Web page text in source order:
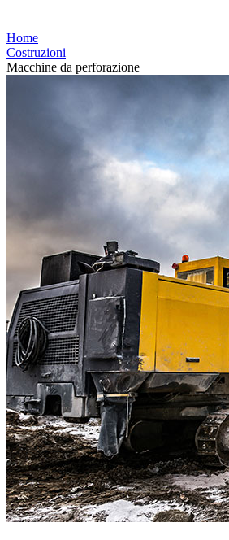
Home
Costruzioni
Macchine da perforazione